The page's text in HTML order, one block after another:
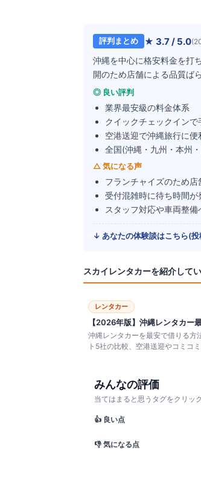
評判まとめ ★ 3.7 / 5.0(
沖縄を中心に格安料金を打
開のため店舗による品質ば
◎ 良い評判
業界最安級の料金体系
クイックチェックイン
空港送迎で沖縄旅行に便
全国(沖縄・九州・本州
△ 気になる声
フランチャイズのため店
受付混雑時に待ち時間が
スタッフ対応や車両整
↓ あなたの体験談はこちら(投
スカイレンタカーを紹介して
レンタカー
【2026年版】沖縄レンタカー
沖縄レンタカーを最安で借りる方
ト5社の比較、空港送迎やコミコ
みんなの評価
当てはまると思うタグをクリッ
👍 良い点
👎 気になる点